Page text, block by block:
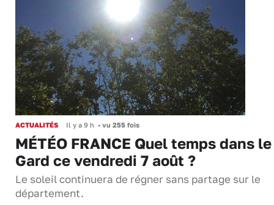
ACTUALITÉS Il y a 9 h • vu 255 fois
MÉTÉO FRANCE Quel temps dans le
Gard ce vendredi 7 août ?
Le soleil continuera de régner sans partage sur le
département.